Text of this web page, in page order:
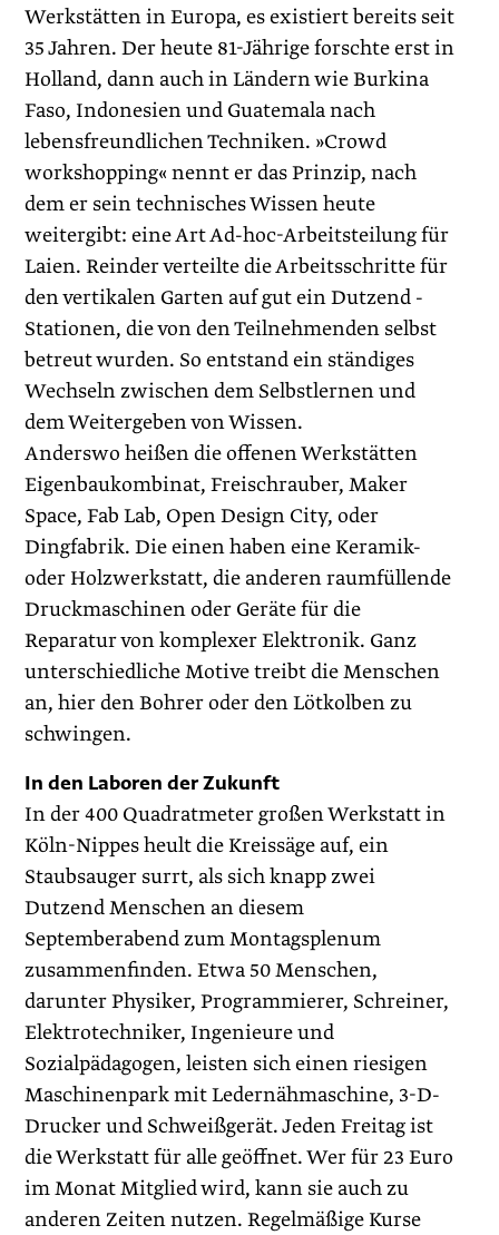
Werkstätten in Europa, es existiert bereits seit
35 Jahren. Der heute 81-Jährige forschte erst in
Holland, dann auch in Ländern wie Burkina
Faso, Indonesien und Guatemala nach
lebensfreundlichen Techniken. »Crowd
workshopping« nennt er das Prinzip, nach
dem er sein technisches Wissen heute
weitergibt: eine Art Ad-hoc-Arbeitsteilung für
Laien. Reinder verteilte die Arbeitsschritte für
den vertikalen Garten auf gut ein Dutzend ­
Stationen, die von den Teilnehmenden selbst
betreut wurden. So entstand ein ständiges
Wechseln zwischen dem Selbstlernen und
dem Weitergeben von Wissen.
Anderswo heißen die offenen Werkstätten
Eigenbaukombinat, Freischrauber, ­Maker
Space, Fab Lab, Open Design City, oder
Dingfabrik. Die einen haben eine Keramik-
oder Holzwerkstatt, die anderen raumfüllende
Druckmaschinen oder Geräte für die
Reparatur von komplexer Elektronik. Ganz
unterschiedliche Motive treibt die Menschen
an, hier den Bohrer oder den Lötkolben zu
schwingen.
In den Laboren der Zukunft
In der 400 Quadratmeter großen Werkstatt in
Köln-Nippes heult die Kreissäge auf, ein
Staubsauger surrt, als sich knapp zwei
Dutzend Menschen an diesem
Septemberabend zum Montagsplenum
zusammenfinden. Etwa 50 Menschen,
darunter Physiker, Programmierer, Schreiner,
Elektrotechniker, Ingenieure und
Sozialpädagogen, leisten sich einen riesigen
Maschinenpark mit Ledernähmaschine, 3-D-
Drucker und Schweißgerät. Jeden Freitag ist
die Werkstatt für alle geöffnet. Wer für 23 Euro
im Monat Mitglied wird, kann sie auch zu
anderen Zeiten nutzen. Regelmäßige Kurse